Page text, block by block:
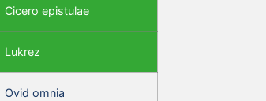
Cicero epistulae
Lukrez
Ovid omnia